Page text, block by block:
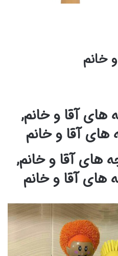
خانم
های آقا و خانم,
های آقا و خانم
های آقا و خانم,
های آقا و خانم